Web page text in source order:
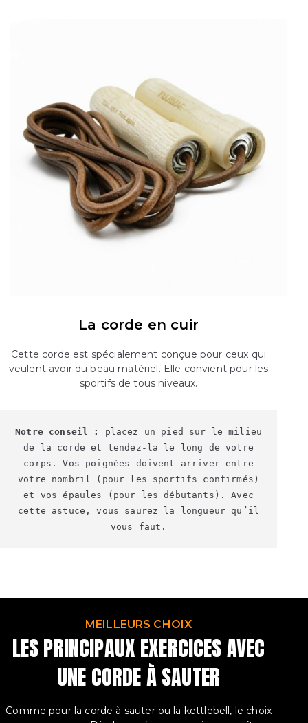
La corde en cuir
Cette corde est spécialement conçue pour ceux qui
veulent avoir du beau matériel. Elle convient pour les
sportifs de tous niveaux.
Notre conseil :
placez un pied sur le milieu
de la corde et tendez-la le long de votre
corps. Vos poignées doivent arriver entre
votre nombril (pour les sportifs confirmés)
et vos épaules (pour les débutants). Avec
cette astuce, vous saurez la longueur qu’il
vous faut.
MEILLEURS CHOIX
LES PRINCIPAUX EXERCICES AVEC
UNE CORDE À SAUTER
Comme pour la corde à sauter ou la kettlebell, le choix